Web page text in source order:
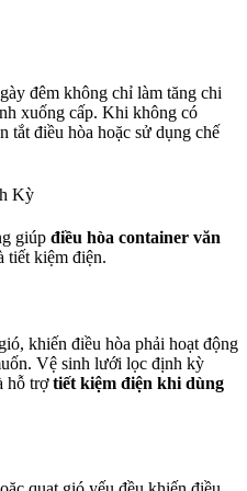
đêm không chỉ làm tăng chi
xuống cấp. Khi không có
tắt điều hòa hoặc sử dụng chế
Kỳ
giúp điều hòa container văn
tiết kiệm điện.
khiến điều hòa phải hoạt động
Vệ sinh lưới lọc định kỳ
hỗ trợtiết kiệm điện khi dùng